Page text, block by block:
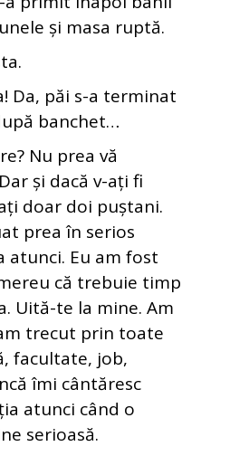
și masa ruptă.
Da, păi s-a terminat
banchet…
Nu prea vă
și dacă v-ați fi
doar doi puștani.
prea în serios
atunci. Eu am fost
că trebuie timp
Uită-te la mine. Am
trecut prin toate
facultate, job,
îmi cântăresc
atunci când o
serioasă.